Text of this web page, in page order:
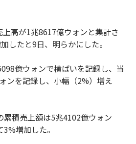
高が1兆8617億ウォンと集計さ
したと9日、明らかにした。
億ウォンで横ばいを記録し、当
ンを記録し、小幅（2%）増え
累積売上額は5兆4102億ウォン
増加した。